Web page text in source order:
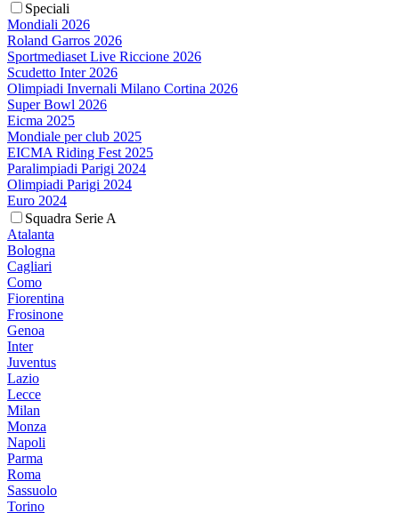
Speciali
Mondiali 2026
Roland Garros 2026
Sportmediaset Live Riccione 2026
Scudetto Inter 2026
Olimpiadi Invernali Milano Cortina 2026
Super Bowl 2026
Eicma 2025
Mondiale per club 2025
EICMA Riding Fest 2025
Paralimpiadi Parigi 2024
Olimpiadi Parigi 2024
Euro 2024
Squadra Serie A
Atalanta
Bologna
Cagliari
Como
Fiorentina
Frosinone
Genoa
Inter
Juventus
Lazio
Lecce
Milan
Monza
Napoli
Parma
Roma
Sassuolo
Torino